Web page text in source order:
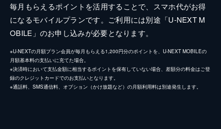
毎月もらえるポイントを活用することで、スマホ代がお得
になるモバイルプランです。ご利用には別途「U-NEXT M
OBILE」のお申し込みが必要となります。
※U-NEXTの月額プラン会員が毎月もらえる1,200円分のポイントを、U-NEXT MOBILEの
月額基本料の支払いに充てた場合。
※決済時において支払金額に相当するポイントを保有していない場合、差額分の料金はご登
録のクレジットカードでのお支払いとなります。
※通話料、SMS通信料、オプション（かけ放題など）の月額利用料は別途発生します。